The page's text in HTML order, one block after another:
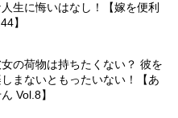
生に悔いはなし！【嫁を便利
】
の荷物は持ちたくない？ 彼を
まないともったいない！【あ
Vol.8】